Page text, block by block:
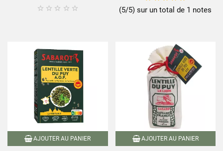
     (5/5) sur un total de 1 notes
AJOUTER AU PANIER AJOUTER AU PANIER